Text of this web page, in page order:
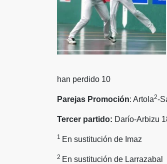
han perdido 10
Parejas Promoción: Artola2-
Tercer partido: Darío-Arbizu
1 En sustitución de Imaz
2 En sustitución de Larrazabal